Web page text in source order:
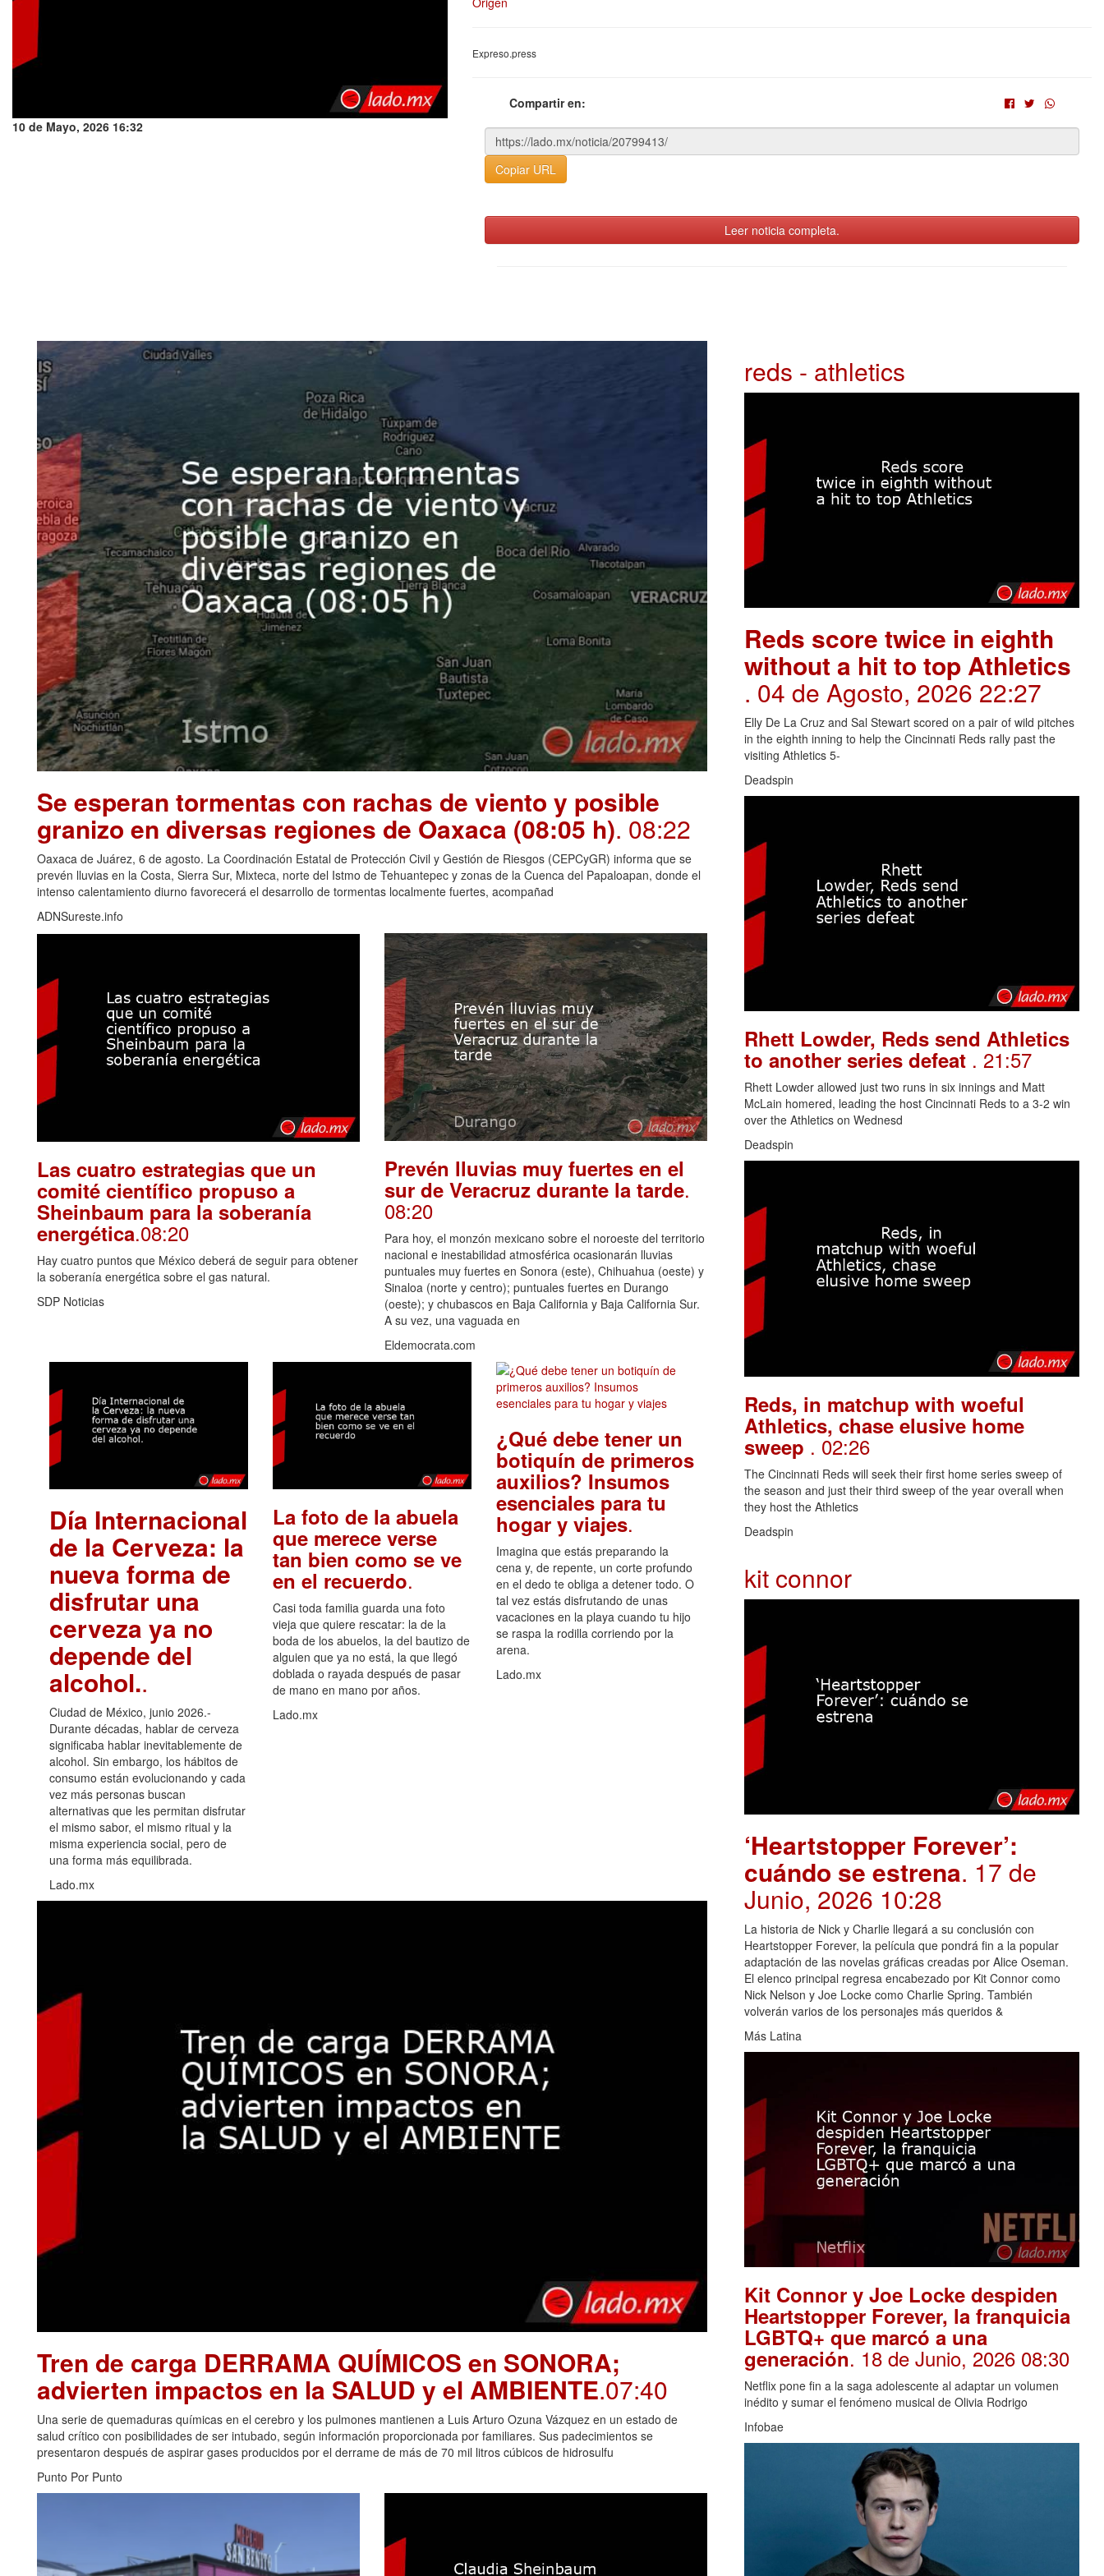
10 de Mayo, 2026 16:32
Expreso.press
Compartir en:
Copiar URL
Leer noticia completa.
Se esperan tormentas con rachas de viento y posible
granizo en diversas regiones de Oaxaca (08:05 h). 08:22
Oaxaca de Juárez, 6 de agosto. La Coordinación Estatal de Protección Civil y Gestión de Riesgos (CEPCyGR) informa que se
prevén lluvias en la Costa, Sierra Sur, Mixteca, norte del Istmo de Tehuantepec y zonas de la Cuenca del Papaloapan, donde el
intenso calentamiento diurno favorecerá el desarrollo de tormentas localmente fuertes, acompañad
ADNSureste.info
Las cuatro estrategias que un
comité científico propuso a
Sheinbaum para la soberanía
energética.08:20
Hay cuatro puntos que México deberá de seguir para obtener
la soberanía energética sobre el gas natural.
SDP Noticias
Prevén lluvias muy fuertes en el
sur de Veracruz durante la tarde.
08:20
Para hoy, el monzón mexicano sobre el noroeste del territorio
nacional e inestabilidad atmosférica ocasionarán lluvias
puntuales muy fuertes en Sonora (este), Chihuahua (oeste) y
Sinaloa (norte y centro); puntuales fuertes en Durango
(oeste); y chubascos en Baja California y Baja California Sur.
A su vez, una vaguada en
Eldemocrata.com
Día Internacional
de la Cerveza: la
nueva forma de
disfrutar una
cerveza ya no
depende del
alcohol..
Ciudad de México, junio 2026.-
Durante décadas, hablar de cerveza
significaba hablar inevitablemente de
alcohol. Sin embargo, los hábitos de
consumo están evolucionando y cada
vez más personas buscan
alternativas que les permitan disfrutar
el mismo sabor, el mismo ritual y la
misma experiencia social, pero de
una forma más equilibrada.
Lado.mx
La foto de la abuela
que merece verse
tan bien como se ve
en el recuerdo.
Casi toda familia guarda una foto
vieja que quiere rescatar: la de la
boda de los abuelos, la del bautizo de
alguien que ya no está, la que llegó
doblada o rayada después de pasar
de mano en mano por años.
Lado.mx
¿Qué debe tener un
botiquín de primeros
auxilios? Insumos
esenciales para tu
hogar y viajes.
Imagina que estás preparando la
cena y, de repente, un corte profundo
en el dedo te obliga a detener todo. O
tal vez estás disfrutando de unas
vacaciones en la playa cuando tu hijo
se raspa la rodilla corriendo por la
arena.
Lado.mx
Tren de carga DERRAMA QUÍMICOS en SONORA;
advierten impactos en la SALUD y el AMBIENTE.07:40
Una serie de quemaduras químicas en el cerebro y los pulmones mantienen a Luis Arturo Ozuna Vázquez en un estado de
salud crítico con posibilidades de ser intubado, según información proporcionada por familiares. Sus padecimientos se
presentaron después de aspirar gases producidos por el derrame de más de 70 mil litros cúbicos de hidrosulfu
Punto Por Punto
reds - athletics
Reds score twice in eighth
without a hit to top Athletics
. 04 de Agosto, 2026 22:27
Elly De La Cruz and Sal Stewart scored on a pair of wild pitches
in the eighth inning to help the Cincinnati Reds rally past the
visiting Athletics 5-
Deadspin
Rhett Lowder, Reds send Athletics
to another series defeat . 21:57
Rhett Lowder allowed just two runs in six innings and Matt
McLain homered, leading the host Cincinnati Reds to a 3-2 win
over the Athletics on Wednesd
Deadspin
Reds, in matchup with woeful
Athletics, chase elusive home
sweep . 02:26
The Cincinnati Reds will seek their first home series sweep of
the season and just their third sweep of the year overall when
they host the Athletics
Deadspin
kit connor
‘Heartstopper Forever’:
cuándo se estrena. 17 de
Junio, 2026 10:28
La historia de Nick y Charlie llegará a su conclusión con
Heartstopper Forever, la película que pondrá fin a la popular
adaptación de las novelas gráficas creadas por Alice Oseman.
El elenco principal regresa encabezado por Kit Connor como
Nick Nelson y Joe Locke como Charlie Spring. También
volverán varios de los personajes más queridos &
Más Latina
Kit Connor y Joe Locke despiden
Heartstopper Forever, la franquicia
LGBTQ+ que marcó a una
generación. 18 de Junio, 2026 08:30
Netflix pone fin a la saga adolescente al adaptar un volumen
inédito y sumar el fenómeno musical de Olivia Rodrigo
Infobae